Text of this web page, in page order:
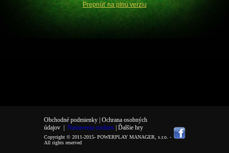
Prepnúť na plnú verziu
Obchodné podmienky | Ochrana osobných
údajov| Nastavenia cookies | Ďalšie hry
Copyright © 2011-2015- POWERPLAY MANAGER, s.r.o. -
All rights reserved